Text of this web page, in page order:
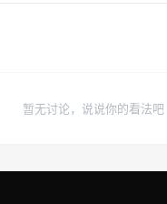
暂无讨论，说说你的看法吧